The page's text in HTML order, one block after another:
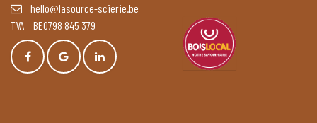
hello@lasource-scierie.be
TVA BE0798 845 379